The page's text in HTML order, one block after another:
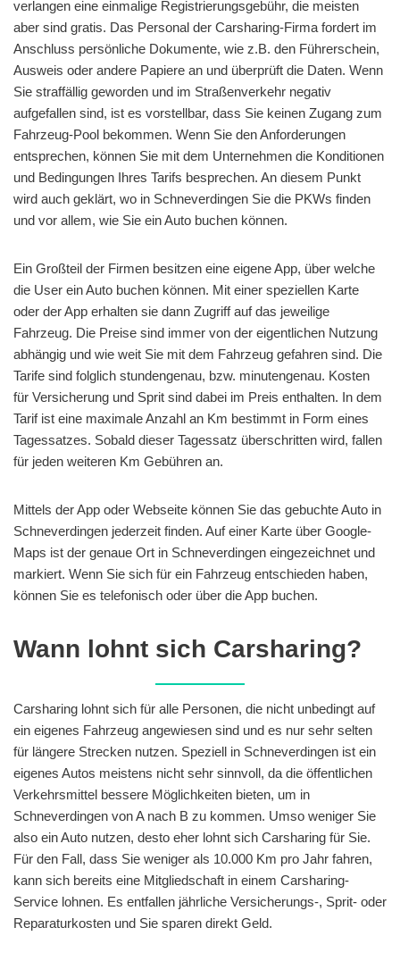
verlangen eine einmalige Registrierungsgebühr, die meisten
aber sind gratis. Das Personal der Carsharing-Firma fordert im
Anschluss persönliche Dokumente, wie z.B. den Führerschein,
Ausweis oder andere Papiere an und überprüft die Daten. Wenn
Sie straffällig geworden und im Straßenverkehr negativ
aufgefallen sind, ist es vorstellbar, dass Sie keinen Zugang zum
Fahrzeug-Pool bekommen. Wenn Sie den Anforderungen
entsprechen, können Sie mit dem Unternehmen die Konditionen
und Bedingungen Ihres Tarifs besprechen. An diesem Punkt
wird auch geklärt, wo in Schneverdingen Sie die PKWs finden
und vor allem, wie Sie ein Auto buchen können.
Ein Großteil der Firmen besitzen eine eigene App, über welche
die User ein Auto buchen können. Mit einer speziellen Karte
oder der App erhalten sie dann Zugriff auf das jeweilige
Fahrzeug. Die Preise sind immer von der eigentlichen Nutzung
abhängig und wie weit Sie mit dem Fahrzeug gefahren sind. Die
Tarife sind folglich stundengenau, bzw. minutengenau. Kosten
für Versicherung und Sprit sind dabei im Preis enthalten. In dem
Tarif ist eine maximale Anzahl an Km bestimmt in Form eines
Tagessatzes. Sobald dieser Tagessatz überschritten wird, fallen
für jeden weiteren Km Gebühren an.
Mittels der App oder Webseite können Sie das gebuchte Auto in
Schneverdingen jederzeit finden. Auf einer Karte über Google-
Maps ist der genaue Ort in Schneverdingen eingezeichnet und
markiert. Wenn Sie sich für ein Fahrzeug entschieden haben,
können Sie es telefonisch oder über die App buchen.
Wann lohnt sich Carsharing?
Carsharing lohnt sich für alle Personen, die nicht unbedingt auf
ein eigenes Fahrzeug angewiesen sind und es nur sehr selten
für längere Strecken nutzen. Speziell in Schneverdingen ist ein
eigenes Autos meistens nicht sehr sinnvoll, da die öffentlichen
Verkehrsmittel bessere Möglichkeiten bieten, um in
Schneverdingen von A nach B zu kommen. Umso weniger Sie
also ein Auto nutzen, desto eher lohnt sich Carsharing für Sie.
Für den Fall, dass Sie weniger als 10.000 Km pro Jahr fahren,
kann sich bereits eine Mitgliedschaft in einem Carsharing-
Service lohnen. Es entfallen jährliche Versicherungs-, Sprit- oder
Reparaturkosten und Sie sparen direkt Geld.